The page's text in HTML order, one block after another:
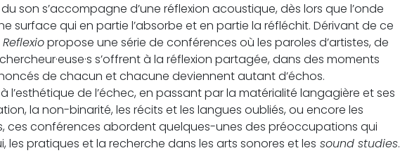
son s’accompagne d’une réflexion acoustique, dès lors que l’onde
surface qui en partie l’absorbe et en partie la réfléchit. Dérivant de ce
Reflexiopropose une série de conférences où les paroles d’artistes, de
s’offrent à la réflexion partagée, dans des moments
de chacun et chacune deviennent autant d’échos.
l’esthétique de l’échec, en passant par la matérialité langagière et ses
la non-binarité, les récits et les langues oubliés, ou encore les
ces conférences abordent quelques-unes des préoccupations qui
les pratiques et la recherche dans les arts sonores et les sound studies.